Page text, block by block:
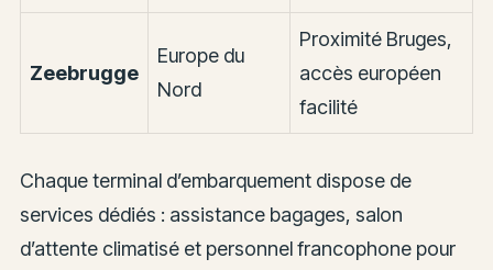
Zeebrugge
Europe du
Nord
Proximité Bruges,
accès européen
facilité
Chaque terminal d’embarquement dispose de
services dédiés : assistance bagages, salon
d’attente climatisé et personnel francophone pour